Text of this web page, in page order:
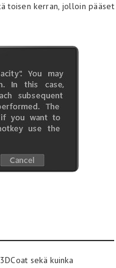
toisen kerran, jolloin pääset
sekä kuinka